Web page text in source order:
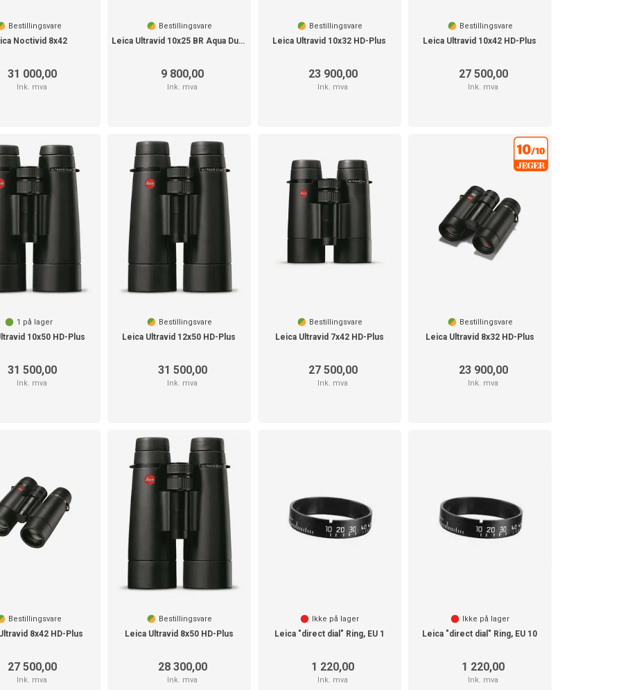
Bestillingsvare
Noctivid 8x42
31 000,00
Ink. mva
Bestillingsvare
Leica Ultravid 10x25 BR Aqua Dura, black
9 800,00
Ink. mva
Bestillingsvare
Leica Ultravid 10x32 HD-Plus
23 900,00
Ink. mva
Bestillingsvare
Leica Ultravid 10x42 HD-Plus
27 500,00
Ink. mva
1 på lager
10x50 HD-Plus
31 500,00
Ink. mva
Bestillingsvare
Leica Ultravid 12x50 HD-Plus
31 500,00
Ink. mva
Bestillingsvare
Leica Ultravid 7x42 HD-Plus
27 500,00
Ink. mva
Bestillingsvare
Leica Ultravid 8x32 HD-Plus
23 900,00
Ink. mva
Bestillingsvare
8x42 HD-Plus
27 500,00
Ink. mva
Bestillingsvare
Leica Ultravid 8x50 HD-Plus
28 300,00
Ink. mva
Ikke på lager
Leica "direct dial" Ring, EU 1
1 220,00
Ink. mva
Ikke på lager
Leica "direct dial" Ring, EU 10
1 220,00
Ink. mva